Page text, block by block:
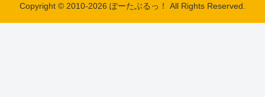
Copyright © 2010-2026 ぽーたぶるっ！ All Rights Reserved.